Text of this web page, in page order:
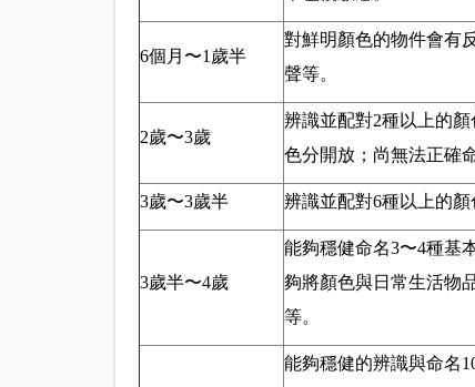
6個月〜1歲半
對鮮明顏色的物件會有
聲等。
2歲〜3歲
辨識並配對2種以上的
色分開放；尚無法正確命
3歲〜3歲半 辨識並配對6種以上的
3歲半〜4歲
能夠穩健命名3〜4種基
夠將顏色與日常生活物
等。
能夠穩健的辨識與命名